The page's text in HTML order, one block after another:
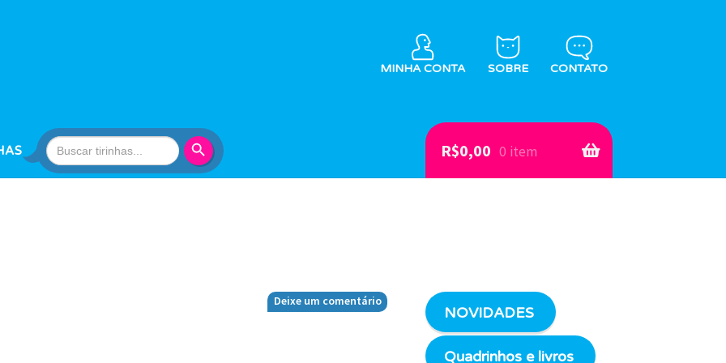
MINHA CONTA SOBRE CONTATO
Search
for:
R$0,00 0 item
Deixe um comentário
NOVIDADES
Quadrinhos e livros